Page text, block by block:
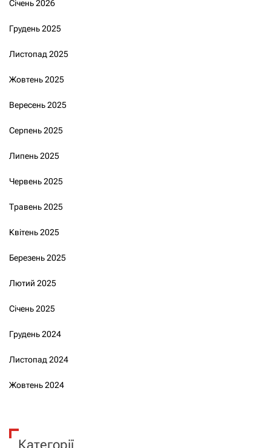
Січень 2026
Грудень 2025
Листопад 2025
Жовтень 2025
Вересень 2025
Серпень 2025
Липень 2025
Червень 2025
Травень 2025
Квітень 2025
Березень 2025
Лютий 2025
Січень 2025
Грудень 2024
Листопад 2024
Жовтень 2024
Категорії